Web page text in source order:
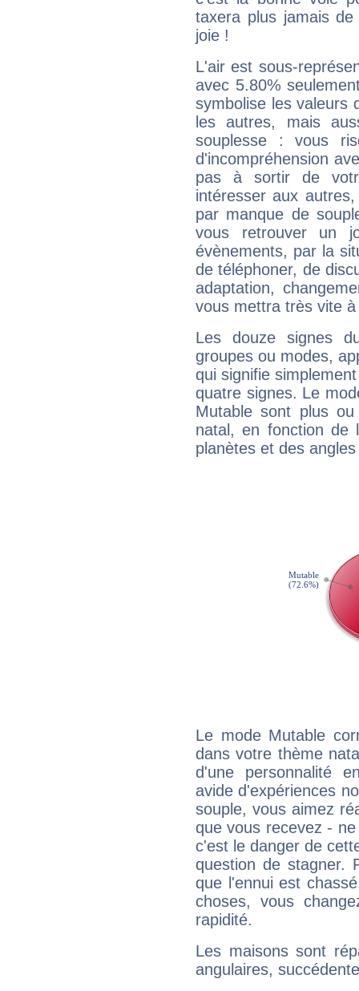
taxera plus jamais
joie !
L'air est sous-
avec 5.80%
symbolise les valeurs
les autres, mais
souplesse : vous
d'incompréhension
pas à sortir de
intéresser aux
par manque de
vous retrouver un
évènements, par la
de téléphoner, de
adaptation,
vous mettra très vite
Les douze signes
groupes ou modes,
qui signifie
quatre signes. Le
Mutable sont plus
natal, en fonction de
planètes et des
Le mode Mutable
dans votre thème
d'une personnalité
avide d'expériences
souple, vous aimez
que vous recevez -
c'est le danger de
question de stagner.
que l'ennui est
choses, vous
rapidité.
Les maisons sont
angulaires,